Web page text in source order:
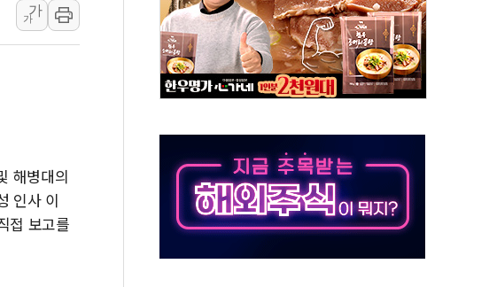
진 고가 1주택자…맞교환·재매수·다운사이징 '저울질'
의 호르무즈 해협 통항 제한 검토에 유가 3% 급등…금값 보합
가·금리 부담에 하락…다우 5거래일 랠리 '마침표'
호르무즈 해협 재개방 합의 막바지.."美와 직접 협상 없어"
늘 오후 2시 부동산정책 2차 점검회의…주택 공급 대책 막바지 조율
정] 8월 7일(금)
정] 상임위·세미나·기자회견·주요 정당 - 8월 7일
라엘 선박 호르무즈 통항 제한 추진…美 "통행 막을 권한 없어"
가
가
해병대의
인사 이
접 보고를